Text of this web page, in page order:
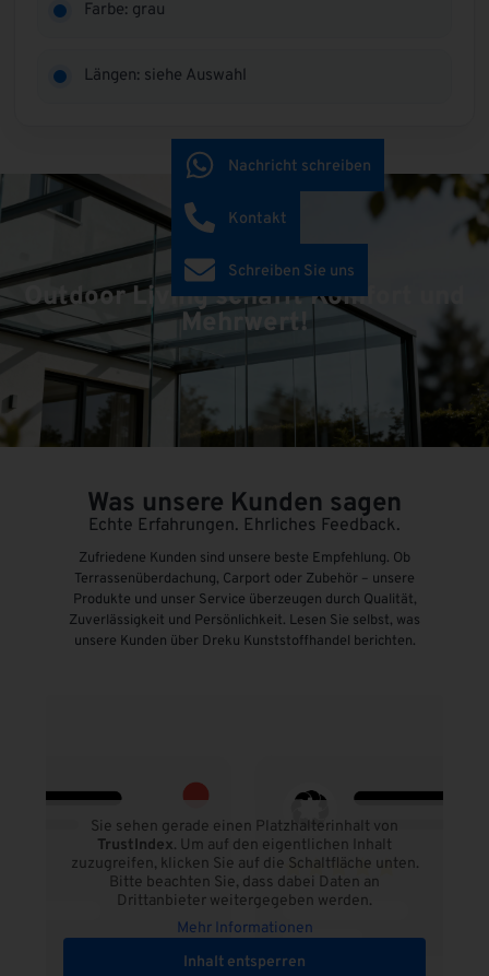
Farbe: grau
Längen: siehe Auswahl
Outdoor Living schafft Komfort und
Mehrwert!
Was unsere Kunden sagen
Echte Erfahrungen. Ehrliches Feedback.
Zufriedene Kunden sind unsere beste Empfehlung. Ob
Terrassenüberdachung, Carport oder Zubehör – unsere
Produkte und unser Service überzeugen durch Qualität,
Zuverlässigkeit und Persönlichkeit. Lesen Sie selbst, was
unsere Kunden über Dreku Kunststoffhandel berichten.
Sie sehen gerade einen Platzhalterinhalt von
TrustIndex. Um auf den eigentlichen Inhalt
zuzugreifen, klicken Sie auf die Schaltfläche unten.
Bitte beachten Sie, dass dabei Daten an
Drittanbieter weitergegeben werden.
Mehr Informationen
Inhalt entsperren
Nachricht schreiben
Kontakt
Schreiben Sie uns